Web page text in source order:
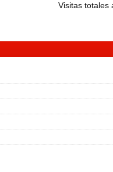
Visitas totales